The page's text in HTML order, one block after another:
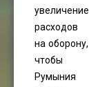
увеличение
расходов
на оборону,
чтобы
Румыния